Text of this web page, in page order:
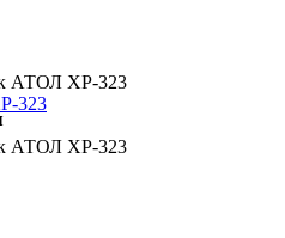
АТОЛ XP-323
323
АТОЛ XP-323